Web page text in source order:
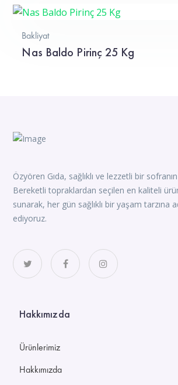
Bakliyat
Nas Baldo Pirinç 25 Kg
Özyören Gıda, sağlıklı ve lezzetli bir sofranın
Bereketli topraklardan seçilen en kaliteli
sunarak, her gün sağlıklı bir yaşam tarzına
ediyoruz.
Hakkımızda
Ürünlerimiz
Hakkımızda